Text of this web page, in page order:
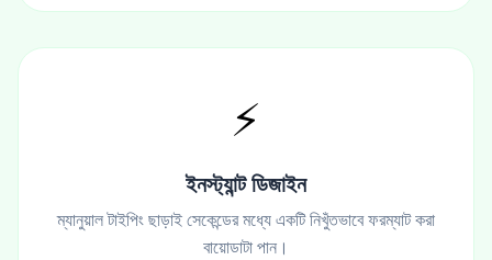
⚡
ইনস্ট্যান্ট ডিজাইন
ম্যানুয়াল টাইপিং ছাড়াই সেকেন্ডের মধ্যে একটি নিখুঁতভাবে ফরম্যাট করা
বায়োডাটা পান।